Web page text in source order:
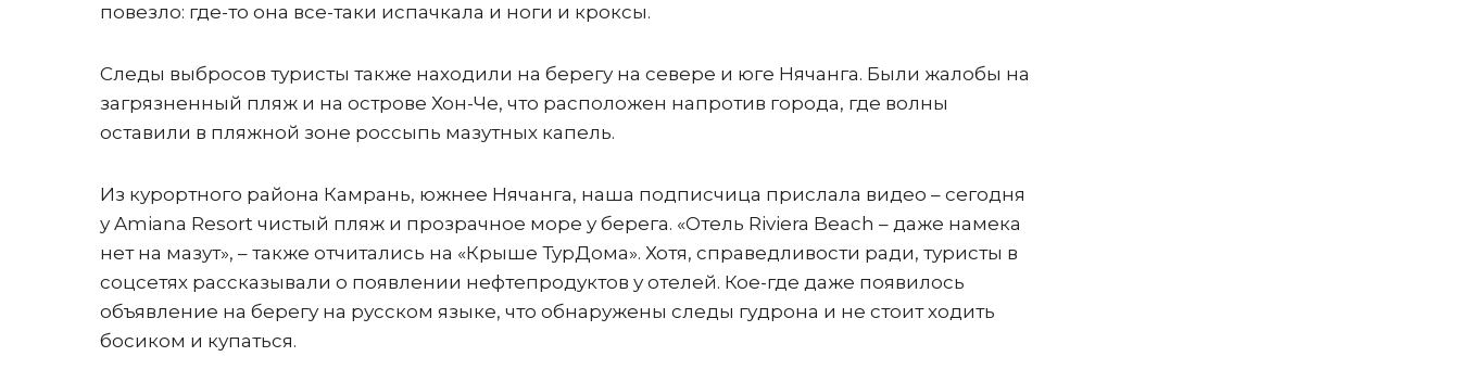
повезло: где-то она все-таки испачкала и ноги и кроксы.
Следы выбросов туристы также находили на берегу на севере и юге Нячанга. Были жалобы на
загрязненный пляж и на острове Хон-Че, что расположен напротив города, где волны
оставили в пляжной зоне россыпь мазутных капель.
Из курортного района Камрань, южнее Нячанга, наша подписчица прислала видео – сегодня
у Amiana Resort чистый пляж и прозрачное море у берега. «Отель Riviera Beach – даже намека
нет на мазут», – также отчитались на «Крыше ТурДома». Хотя, справедливости ради, туристы в
соцсетях рассказывали о появлении нефтепродуктов у отелей. Кое-где даже появилось
объявление на берегу на русском языке, что обнаружены следы гудрона и не стоит ходить
босиком и купаться.